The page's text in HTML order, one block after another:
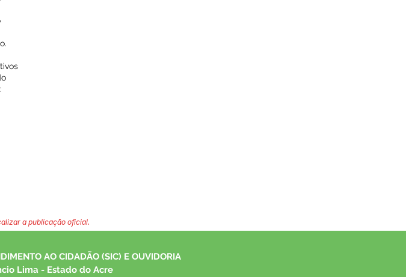
a publicação oficial.
AO CIDADÃO (SIC) E OUVIDORIA
Lima - Estado do Acre